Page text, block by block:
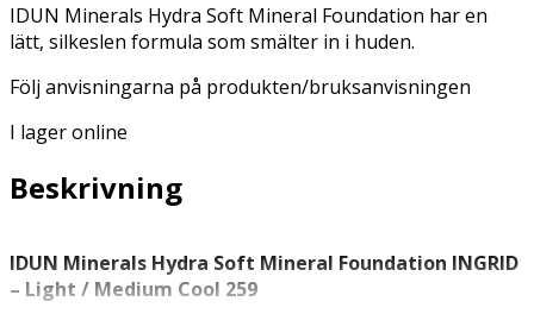
IDUN Minerals Hydra Soft Mineral Foundation har en
lätt, silkeslen formula som smälter in i huden.
Följ anvisningarna på produkten/bruksanvisningen
I lager online
Beskrivning
IDUN Minerals Hydra Soft Mineral Foundation INGRID
– Light / Medium Cool 259